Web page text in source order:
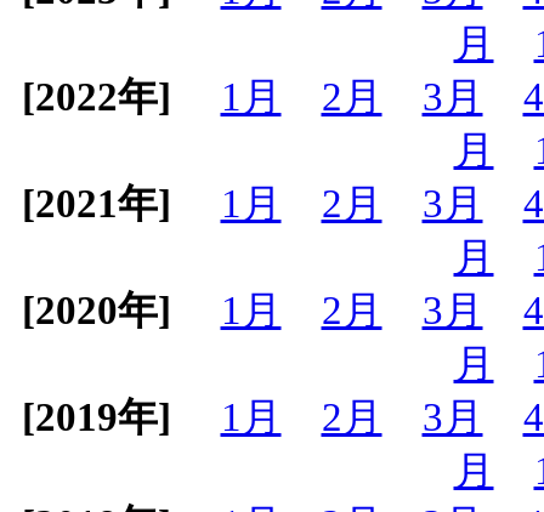
月
[2022年]
1月 2月 3月
月
[2021年]
1月 2月 3月
月
[2020年]
1月 2月 3月
月
[2019年]
1月 2月 3月
月